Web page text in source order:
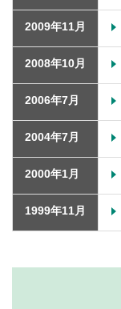
2009年11月
2008年10月
2006年7月
2004年7月
2000年1月
1999年11月